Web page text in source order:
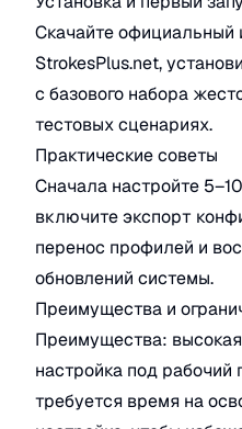
Скачайте официальный
StrokesPlus.net,
с базового набора
тестовых сценариях.
Практические советы
Сначала настройте
включите экспорт
перенос профилей и
обновлений системы.
Преимущества и
Преимущества: высокая
настройка под рабочий
требуется время на